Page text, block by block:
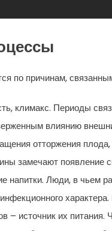
по причинам,
климакс. Периоды
влиянию
отторжения
замечают появление
напитки. Люди, в чьем
– источник их